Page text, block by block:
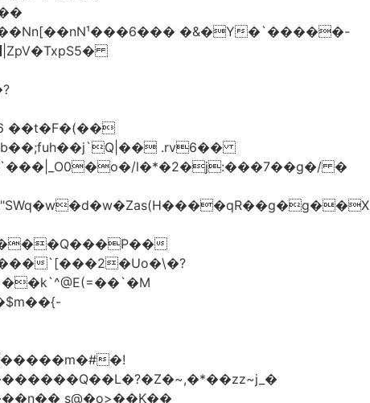
��t�F�(��
.rv6��
`[���2�Uo�\�?
�����m�#�!
s@�o>��K��